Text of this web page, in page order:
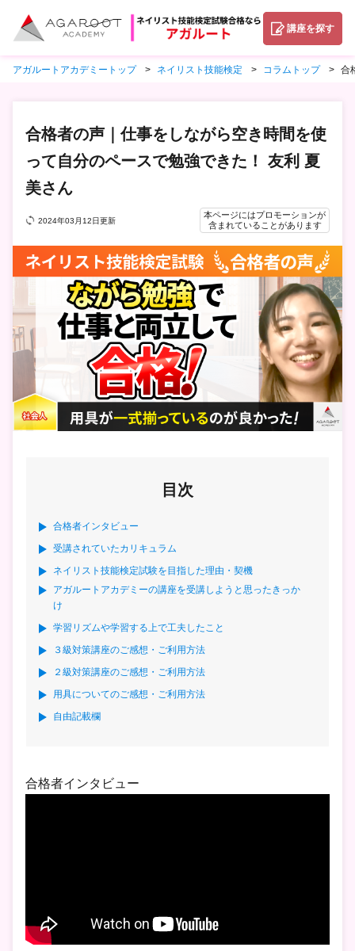
講座を探す
アガルートアカデミートップ ネイリスト技能検定 コラムトップ 合
合格者の声｜仕事をしながら空き時間を使
って自分のペースで勉強できた！ 友利 夏
美さん
2024年03月12日更新
本ページにはプロモーションが
含まれていることがあります
目次
合格者インタビュー
受講されていたカリキュラム
ネイリスト技能検定試験を目指した理由・契機
アガルートアカデミーの講座を受講しようと思ったきっか
け
学習リズムや学習する上で工夫したこと
３級対策講座のご感想・ご利用方法
２級対策講座のご感想・ご利用方法
用具についてのご感想・ご利用方法
自由記載欄
合格者インタビュー